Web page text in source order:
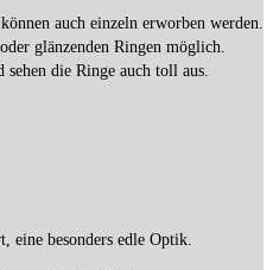
auch einzeln erworben werden.
glänzenden Ringen möglich.
die Ringe auch toll aus.
eine besonders edle Optik.